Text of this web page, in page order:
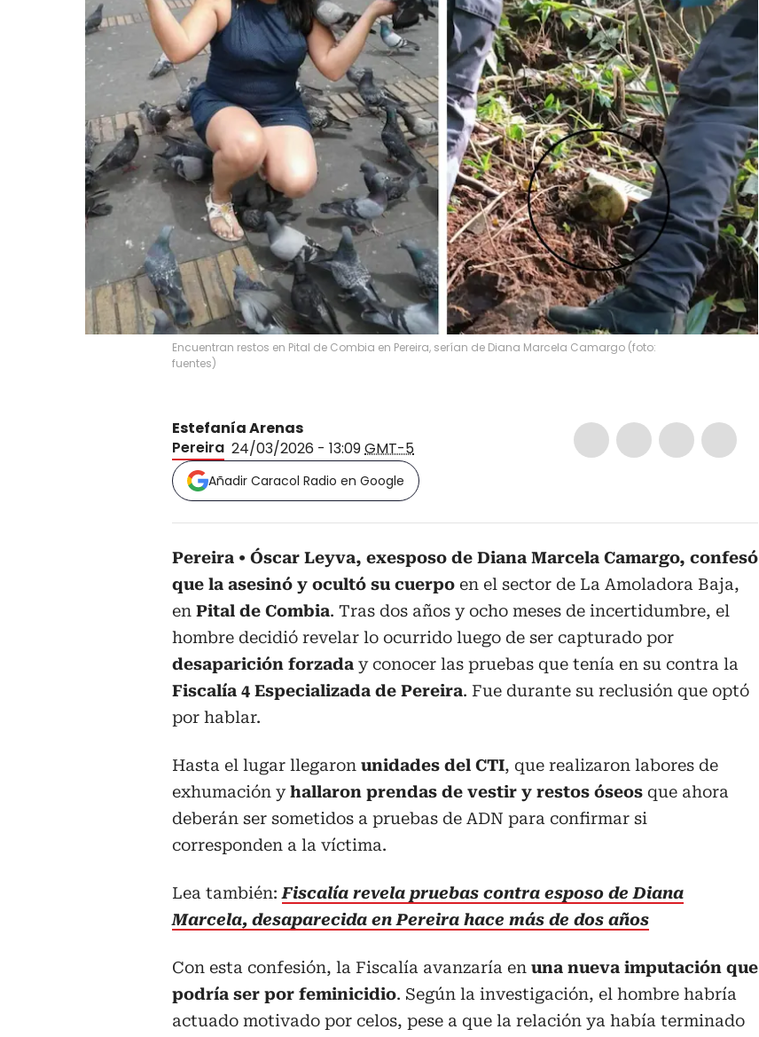
Encuentran restos en Pital de Combia en Pereira, serían de Diana Marcela Camargo (foto:
fuentes)
Estefanía Arenas
Pereira 24/03/2026 - 13:09GMT-5
Añadir Caracol Radio en Google
Pereira
Óscar Leyva, exesposo de Diana Marcela Camargo, confesó
que la asesinó y ocultó su cuerpo en el sector de La Amoladora Baja,
en Pital de Combia. Tras dos años y ocho meses de incertidumbre, el
hombre decidió revelar lo ocurrido luego de ser capturado por
desaparición forzada y conocer las pruebas que tenía en su contra la
Fiscalía 4 Especializada de Pereira. Fue durante su reclusión que optó
por hablar.
Hasta el lugar llegaron unidades del CTI, que realizaron labores de
exhumación yhallaron prendas de vestir y restos óseos que ahora
deberán ser sometidos a pruebas de ADN para confirmar si
corresponden a la víctima.
Lea también:Fiscalía revela pruebas contra esposo de Diana
Marcela, desaparecida en Pereira hace más de dos años
Con esta confesión, la Fiscalía avanzaría en una nueva imputación que
podría ser por feminicidio. Según la investigación, el hombre habría
actuado motivado por celos, pese a que la relación ya había terminado